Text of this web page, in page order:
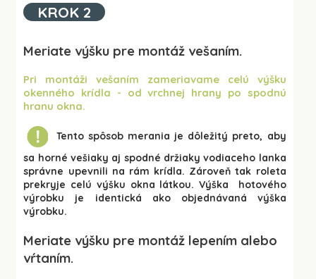
KROK 2
Meriate výšku pre montáž vešaním.
Pri montáži vešaním zameriavame celú výšku
okenného krídla - od vrchnej hrany po spodnú
hranu okna.
Tento spôsob merania je dôležitý preto, aby
sa horné vešiaky aj spodné držiaky vodiaceho lanka
správne upevnili na rám krídla. Zároveň tak roleta
prekryje celú výšku okna látkou. Výška hotového
výrobku je identická ako objednávaná výška
výrobku.
Meriate výšku pre montáž lepením alebo
vŕtaním.